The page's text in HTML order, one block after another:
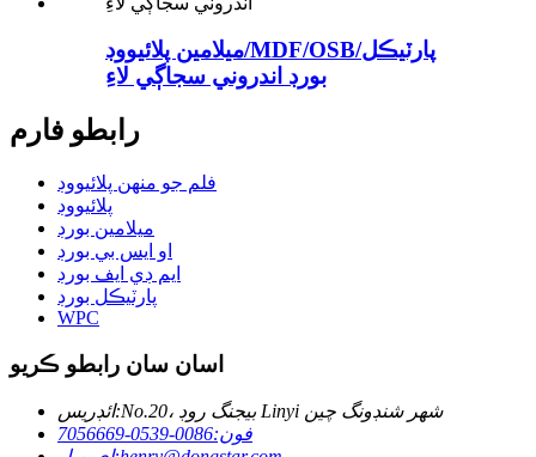
ميلامين پلائيووڊ/MDF/OSB/پارٽيڪل
بورڊ اندروني سجاڳي لاءِ
رابطو فارم
فلم جو منهن پلائيووڊ
پلائيووڊ
ميلامين بورڊ
او ايس بي بورڊ
ايم ڊي ايف بورڊ
پارٽيڪل بورڊ
WPC
اسان سان رابطو ڪريو
ائڊريس:
No.20، بيجنگ روڊ Linyi شهر شنڊونگ چين
فون:0086-0539-7056669